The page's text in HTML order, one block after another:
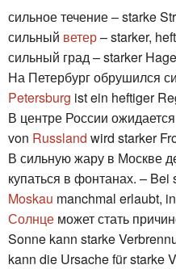
сильное течение – starke
сильный ветер– starker,
сильный град – starker
На Петербург обрушился
Petersburg ist ein heftiger
В центре России
von Russland wird starker
В сильную жару в Москве
купаться в фонтанах. –
Moskau manchmal erlaubt,
Солнце может стать
Sonne kann starke
kann die Ursache für starke